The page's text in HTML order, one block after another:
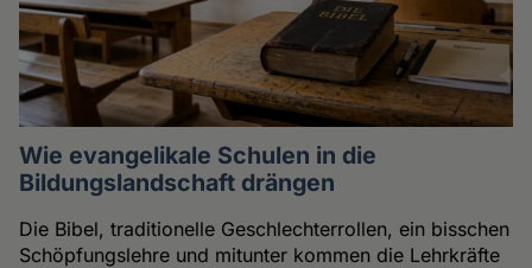
Wie evangelikale Schulen in die
Bildungslandschaft drängen
Die Bibel, traditionelle Geschlechterrollen, ein bisschen
Schöpfungslehre und mitunter kommen die Lehrkräfte